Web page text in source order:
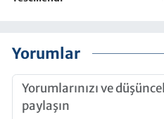
Yorumlar